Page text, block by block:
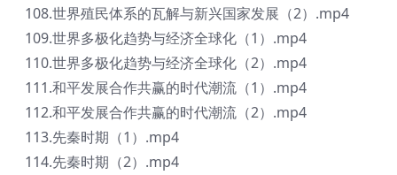
108.世界殖民体系的瓦解与新兴国家发展（2）.mp4
109.世界多极化趋势与经济全球化（1）.mp4
110.世界多极化趋势与经济全球化（2）.mp4
111.和平发展合作共赢的时代潮流（1）.mp4
112.和平发展合作共赢的时代潮流（2）.mp4
113.先秦时期（1）.mp4
114.先秦时期（2）.mp4